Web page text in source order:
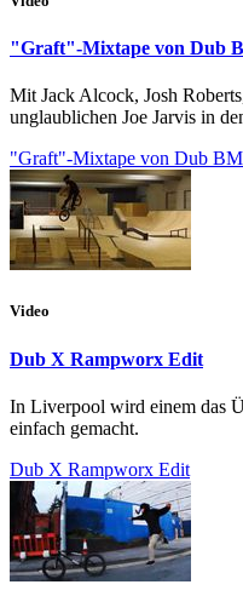
"Graft"-Mixtape von Dub
Mit Jack Alcock, Josh
unglaublichen Joe Jarvis in
"Graft"-Mixtape von Dub
Video
Dub X Rampworx Edit
In Liverpool wird einem das
einfach gemacht.
Dub X Rampworx Edit